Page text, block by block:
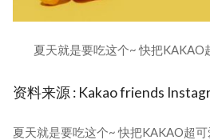
夏天就是要吃这个~ 快把KAKAO
资料来源 : Kakao friends
夏天就是要吃这个~ 快把KAKAO超可